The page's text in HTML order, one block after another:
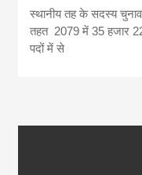
स्थानीय तह के सदस्य
तहत 2079 में 35 हजार
पदों में से